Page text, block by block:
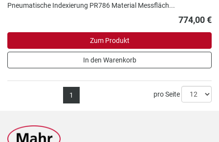
Pneumatische Indexierung PR786 Material Messfläch...
774,00 €
Zum Produkt
In den Warenkorb
1 pro Seite